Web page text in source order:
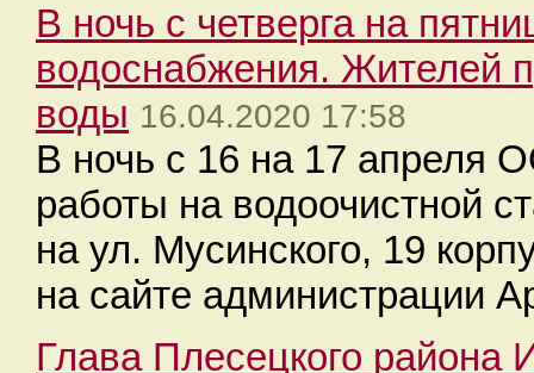
В ночь с четверга на
водоснабжения. Жителей
воды 16.04.2020 17:58
В ночь с 16 на 17 апреля
работы на водоочистной
на ул. Мусинского, 19
на сайте администрации
Глава Плесецкого района